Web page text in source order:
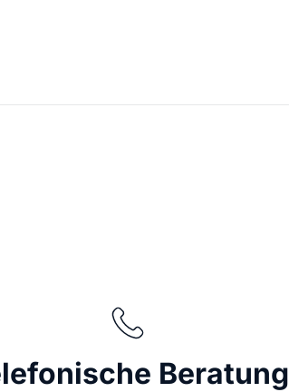
Domain
Beratung